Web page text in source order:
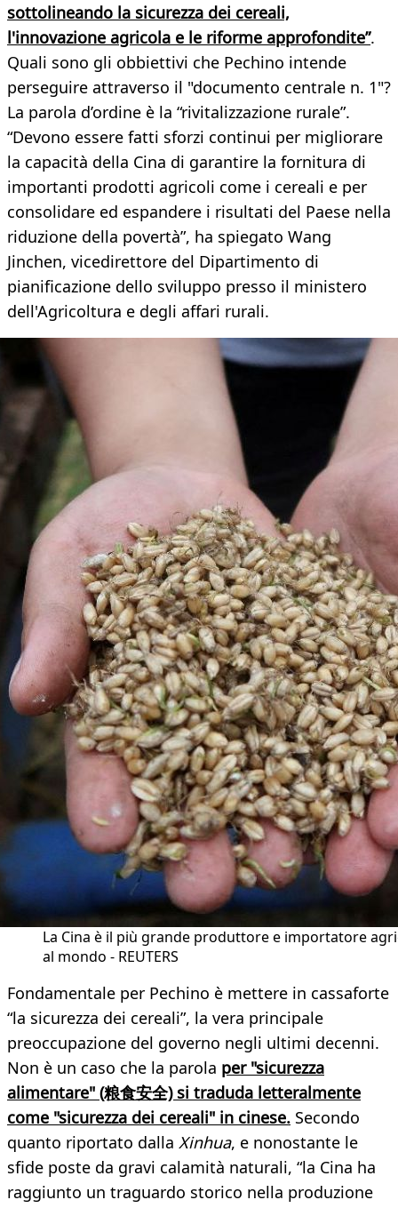
sottolineando la sicurezza dei cereali,
l'innovazione agricola e le riforme approfondite”.
Quali sono gli obbiettivi che Pechino intende
perseguire attraverso il "documento centrale n. 1"?
La parola d’ordine è la “rivitalizzazione rurale”.
“Devono essere fatti sforzi continui per migliorare
la capacità della Cina di garantire la fornitura di
importanti prodotti agricoli come i cereali e per
consolidare ed espandere i risultati del Paese nella
riduzione della povertà”, ha spiegato Wang
Jinchen, vicedirettore del Dipartimento di
pianificazione dello sviluppo presso il ministero
dell'Agricoltura e degli affari rurali.
La Cina è il più grande produttore e importatore
al mondo - REUTERS
Fondamentale per Pechino è mettere in cassaforte
“la sicurezza dei cereali”, la vera principale
preoccupazione del governo negli ultimi decenni.
Non è un caso che la parola per "sicurezza
alimentare" (粮食安全) si traduda letteralmente
come "sicurezza dei cereali" in cinese. Secondo
quanto riportato dalla Xinhua, e nonostante le
sfide poste da gravi calamità naturali, “la Cina ha
raggiunto un traguardo storico nella produzione